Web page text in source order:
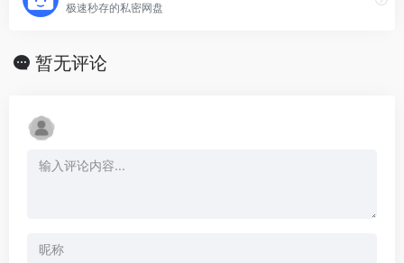
极速秒存的私密网盘
暂无评论